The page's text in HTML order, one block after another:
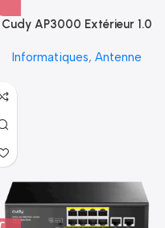
Cudy AP3000 Extérieur 1.0
Informatiques, Antenne